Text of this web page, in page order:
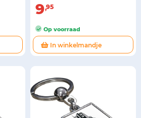
9 95
Op voorraad
In winkelmandje